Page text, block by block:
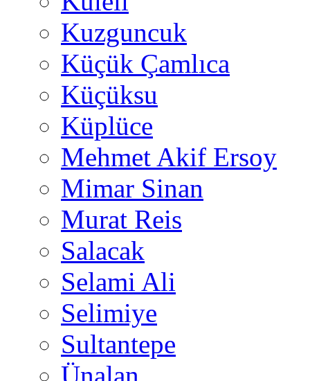
Kuzguncuk
Küçük Çamlıca
Küçüksu
Küplüce
Mehmet Akif Ersoy
Mimar Sinan
Murat Reis
Salacak
Selami Ali
Selimiye
Sultantepe
Ünalan